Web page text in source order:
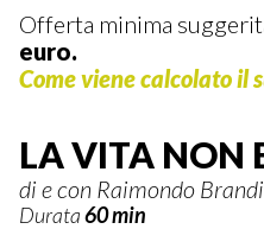
Offerta minima
euro.
Come viene calcolato il
LA VITA NON
di e con Raimondo Brandi
Durata60 min